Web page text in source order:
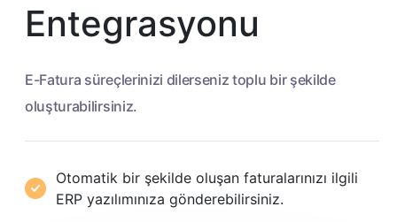
Entegrasyonu
E-Fatura süreçlerinizi dilerseniz toplu bir şekilde
oluşturabilirsiniz.
Otomatik bir şekilde oluşan faturalarınızı ilgili
ERP yazılımınıza gönderebilirsiniz.